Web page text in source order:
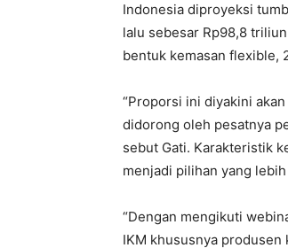
Indonesia diproyeksi
lalu sebesar Rp98,8
bentuk kemasan flexible,
“Proporsi ini diyakini
didorong oleh pesatnya
sebut Gati. Karakteristik
menjadi pilihan yang
“Dengan mengikuti
IKM khususnya